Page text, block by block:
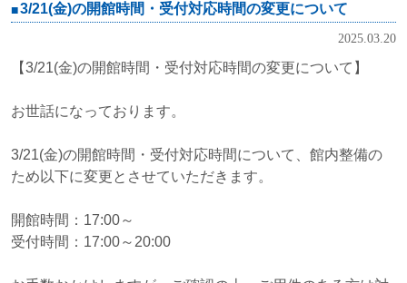
3/21(金)の開館時間・受付対応時間の変更について
2025.03.20
【3/21(金)の開館時間・受付対応時間の変更について】
お世話になっております。
3/21(金)の開館時間・受付対応時間について、館内整備の
ため以下に変更とさせていただきます。
開館時間：17:00～
受付時間：17:00～20:00